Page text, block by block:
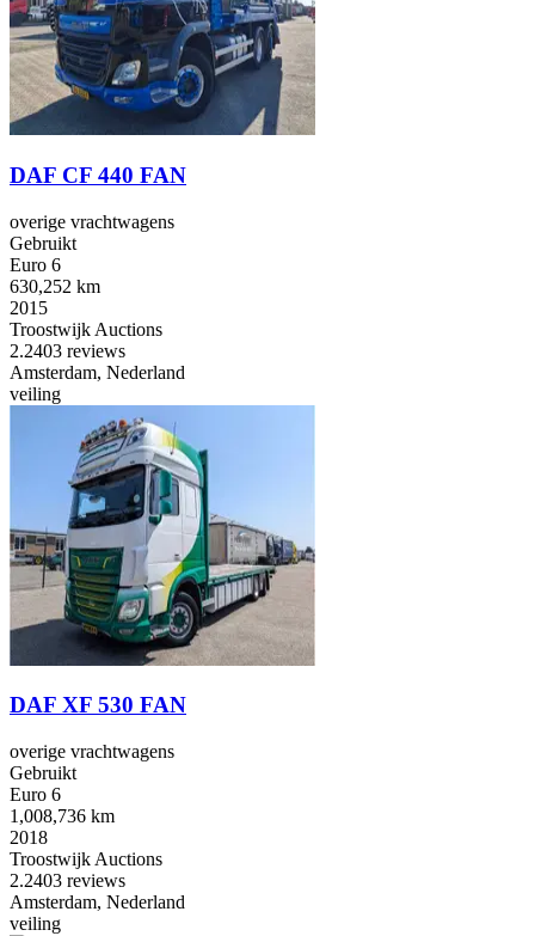
DAF CF 440 FAN
overige vrachtwagens
Gebruikt
Euro 6
630,252 km
2015
Troostwijk Auctions
2.2403 reviews
Amsterdam, Nederland
veiling
DAF XF 530 FAN
overige vrachtwagens
Gebruikt
Euro 6
1,008,736 km
2018
Troostwijk Auctions
2.2403 reviews
Amsterdam, Nederland
veiling